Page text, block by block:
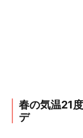
春の気温21
デ